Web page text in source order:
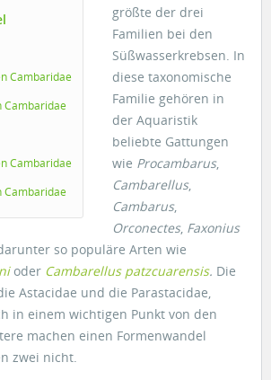
Cambaridae
Cambaridae
Cambaridae
Cambaridae
größte der drei
Familien bei den
Süßwasserkrebsen. In
diese taxonomische
Familie gehören in
der Aquaristik
beliebte Gattungen
wie Procambarus,
Cambarellus,
Cambarus,
Orconectes, Faxonius
so populäre Arten wie
oder Cambarellus patzcuarensis. Die
Astacidae und die Parastacidae,
in einem wichtigen Punkt von den
machen einen Formenwandel
zwei nicht.